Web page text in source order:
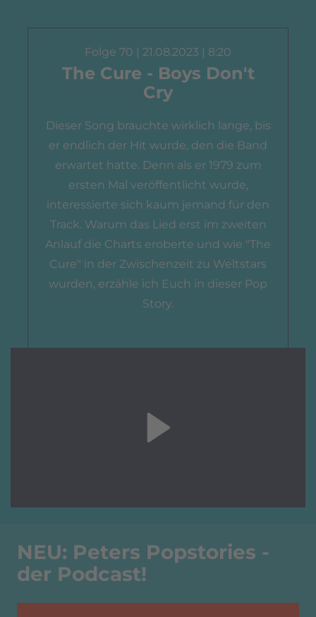
Folge 70 | 21.08.2023 | 8:20
The Cure - Boys Don't
Cry
Dieser Song brauchte wirklich lange, bis
er endlich der Hit wurde, den die Band
erwartet hatte. Denn als er 1979 zum
ersten Mal veröffentlicht wurde,
interessierte sich kaum jemand für den
Track. Warum das Lied erst im zweiten
Anlauf die Charts eroberte und wie "The
Cure" in der Zwischenzeit zu Weltstars
wurden, erzähle ich Euch in dieser Pop
Story.
NEU: Peters Popstories -
der Podcast!